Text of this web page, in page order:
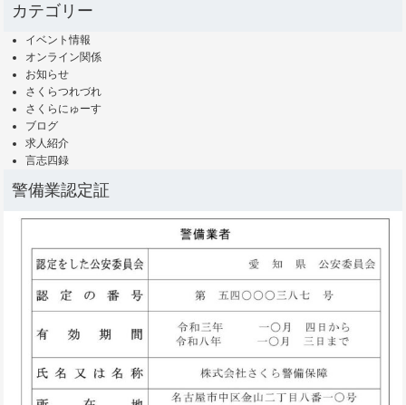
カテゴリー
イベント情報
オンライン関係
お知らせ
さくらつれづれ
さくらにゅーす
ブログ
求人紹介
言志四録
警備業認定証